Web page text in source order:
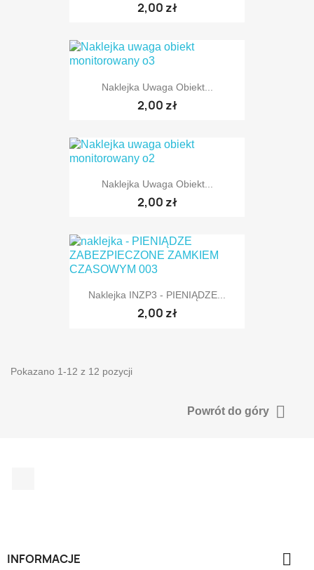
2,00 zł
Naklejka Uwaga Obiekt...
2,00 zł
Naklejka Uwaga Obiekt...
2,00 zł
Naklejka INZP3 - PIENIĄDZE...
2,00 zł
Pokazano 1-12 z 12 pozycji
Powrót do góry 
INFORMACJE 